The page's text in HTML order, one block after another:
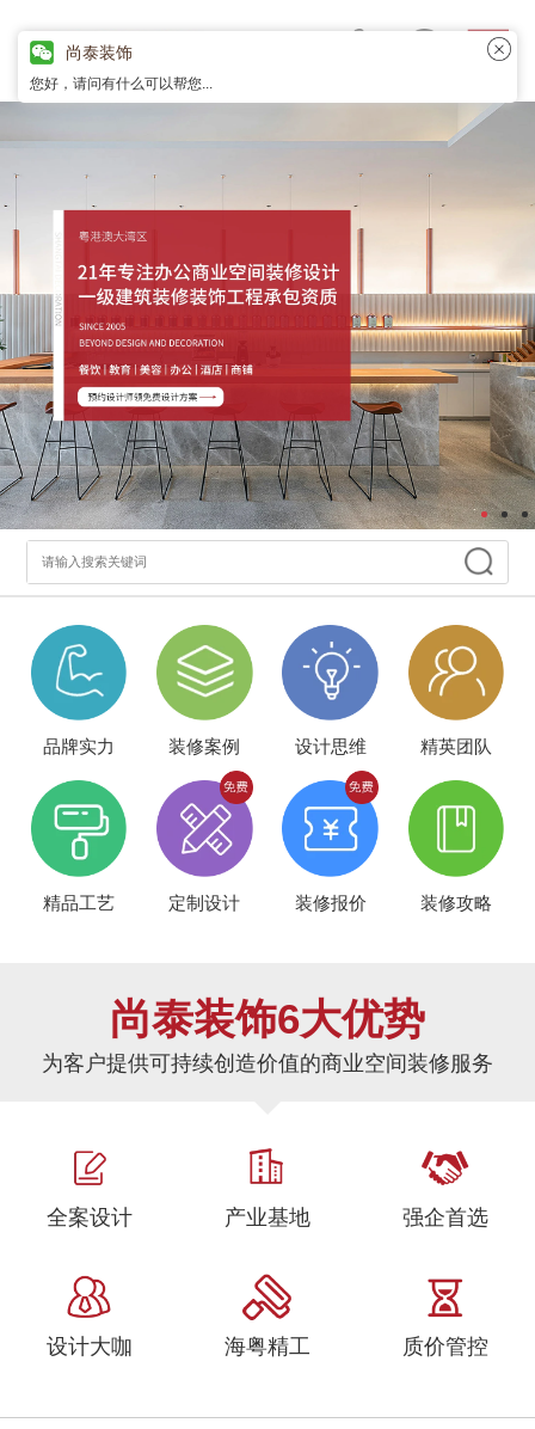
品牌实力 装修案例 设计思维 精英团队
精品工艺 定制设计 装修报价 装修攻略
尚泰装饰6大优势
为客户提供可持续创造价值的商业空间装修服务
全案设计 产业基地 强企首选
设计大咖 海粤精工 质价管控
尚泰装饰
您好，请问有什么可以帮您...